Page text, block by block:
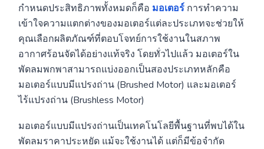
กำหนดประสิทธิภาพทั้งหมดก็คือ มอเตอร์ การทำความ
เข้าใจความแตกต่างของมอเตอร์แต่ละประเภทจะช่วยให้
คุณเลือกผลิตภัณฑ์ที่ตอบโจทย์การใช้งานในสภาพ
อากาศร้อนจัดได้อย่างแท้จริง โดยทั่วไปแล้ว มอเตอร์ใน
พัดลมพกพาสามารถแบ่งออกเป็นสองประเภทหลักคือ
มอเตอร์แบบมีแปรงถ่าน (Brushed Motor) และมอเตอร์
ไร้แปรงถ่าน (Brushless Motor)
มอเตอร์แบบมีแปรงถ่านเป็นเทคโนโลยีพื้นฐานที่พบได้ใน
พัดลมราคาประหยัด แม้จะใช้งานได้ แต่ก็มีข้อจำกัด